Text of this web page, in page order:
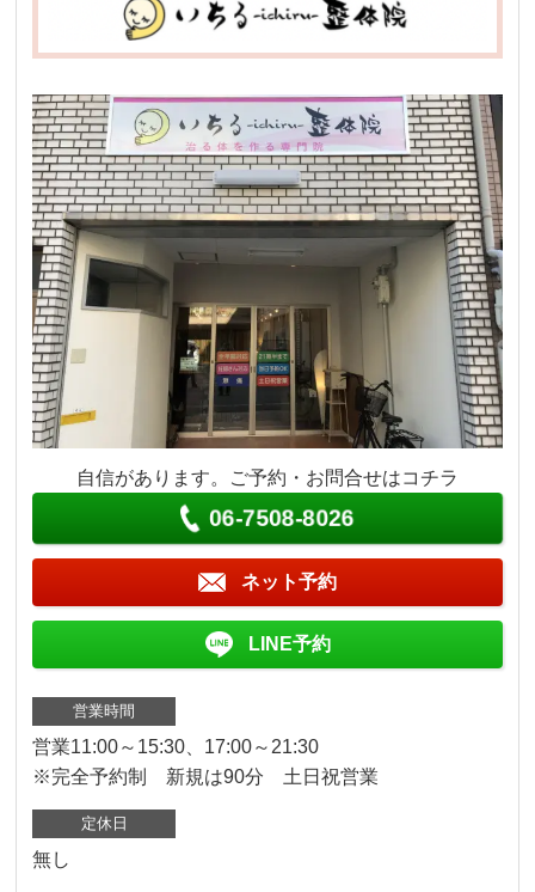
自信があります。ご予約・お問合せはコチラ
06-7508-8026
ネット予約
LINE予約
営業時間
営業11:00～15:30、17:00～21:30
※完全予約制 新規は90分 土日祝営業
定休日
無し